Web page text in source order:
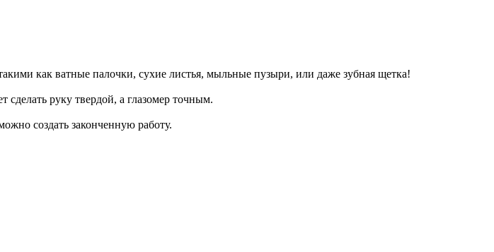
как ватные палочки, сухие листья, мыльные пузыри, или даже зубная щетка!
сделать руку твердой, а глазомер точным.
создать законченную работу.